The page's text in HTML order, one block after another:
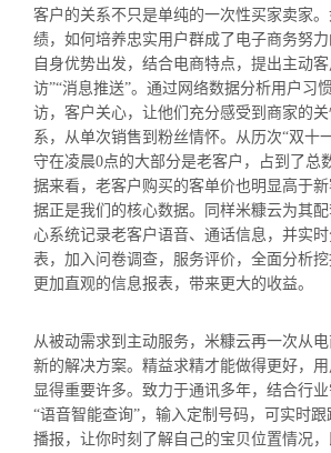
客户的关系不只是单纯的一次性买家卖家
绩，如何培养忠实用户群成了电子商务努
自身优势出发，结合电商特点，提出主动客
访”“消息推送”。通过网络数据分析用户习
访，客户关心，让他们充分感受到商家的
系，从单次销售到粉丝情怀。从历次“双十
守在凌晨0点的大部分是老客户，占到了总
据来看，老客户购买的客单价也明显高于
据正是我们的核心数据。同样米糠云为其配
心系统记录老客户语音、通话信息，并实
表，加入问卷调查，服务评价，全面分析
更加直观的信息报表，带来更大的收益。
从被动需求到主动服务，米糠云再一次从
新的解决方案。精益求精才能做得更好，
显得重要许多。致力于通讯多年，结合行
“语音智能查询”，输入定制号码，可实时
播报，让你时刻了解自己的宝贝位置情况